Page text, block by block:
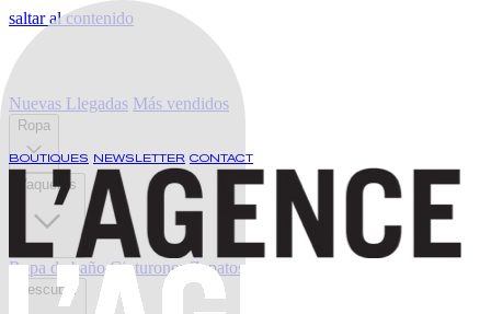
saltar al contenido
BOUTIQUES NEWSLETTER CONTACT
Nuevas Llegadas Más vendidos
Ropa
Vaqueros
Ropa de baño Cinturones Zapatos
Descubrir